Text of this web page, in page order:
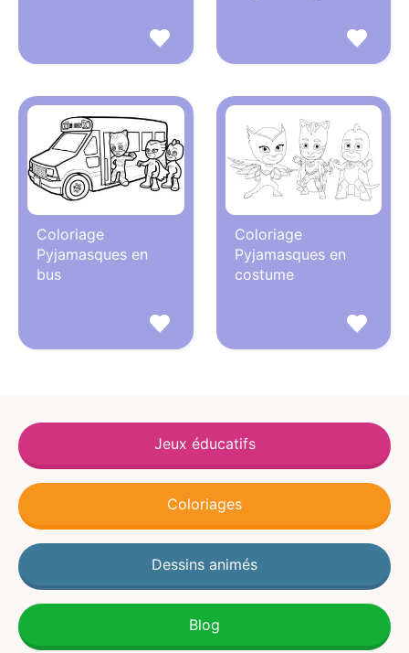
Coloriage
Pyjamasques en
bus
Coloriage
Pyjamasques en
costume
Jeux éducatifs
Coloriages
Dessins animés
Blog